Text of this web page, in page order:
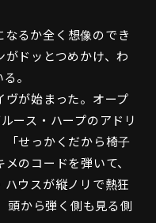
るか全く想像のでき
ドッとつめかけ、わ
。
が始まった。オープ
ース・ハープのアドリ
「せっかくだから椅子
のコードを弾いて、
ウスが縦ノリで熱狂
から弾く側も見る側